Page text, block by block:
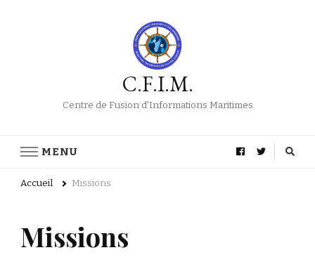
C.F.I.M.
Centre de Fusion d'Informations Maritimes
MENU
Accueil Missions
Missions